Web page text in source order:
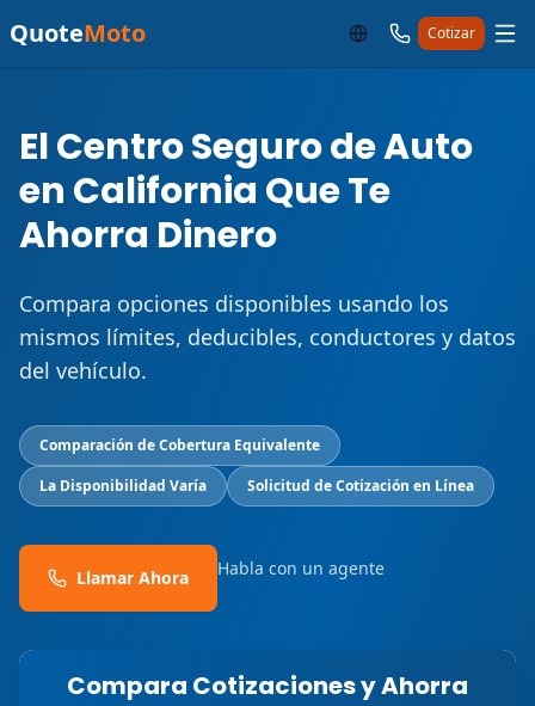
QuoteMoto Cotizar
El Centro Seguro de Auto
en California Que Te
Ahorra Dinero
Compara opciones disponibles usando los
mismos límites, deducibles, conductores y datos
del vehículo.
Comparación de Cobertura Equivalente
La Disponibilidad Varía
Solicitud de Cotización en Línea
Llamar Ahora Habla con un agente
Compara Cotizaciones y Ahorra